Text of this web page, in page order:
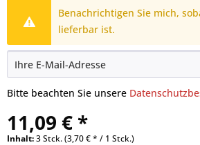
Benachrichtigen Sie mich,
lieferbar ist.
Bitte beachten Sie unsere
11,09 € *
Inhalt:3 Stck. (3,70 € * / 1 Stck.)